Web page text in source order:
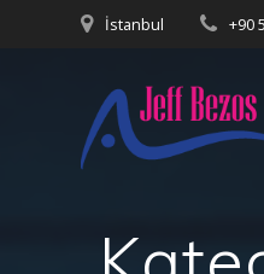
İstanbul +90